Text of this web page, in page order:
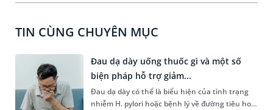
TIN CÙNG CHUYÊN MỤC
Đau dạ dày uống thuốc gì và một số
biện pháp hỗ trợ giảm...
Đau dạ dày có thể là biểu hiện của tình trạng
nhiễm H. pylori hoặc bệnh lý về đường tiêu hoá